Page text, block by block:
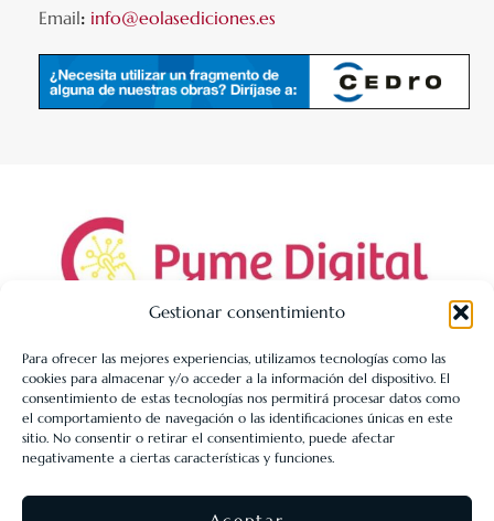
Gestionar consentimiento
Para ofrecer las mejores experiencias, utilizamos tecnologías como las
cookies para almacenar y/o acceder a la información del dispositivo. El
consentimiento de estas tecnologías nos permitirá procesar datos como
el comportamiento de navegación o las identificaciones únicas en este
sitio. No consentir o retirar el consentimiento, puede afectar
negativamente a ciertas características y funciones.
Email: info@eolasediciones.es
LIBRERÍA UNIVERSITARIA LEÓN 1980 SLL ha sido beneficiaria
de Fondos Europeos, cuyo objetivo es la mejora de la
competitividad de las PYMES, y gracias al cual ha puesto en
marcha un Plan de Acción con el objetivo de reforzar la
digitalización y la competitividad de las pymes durante el año